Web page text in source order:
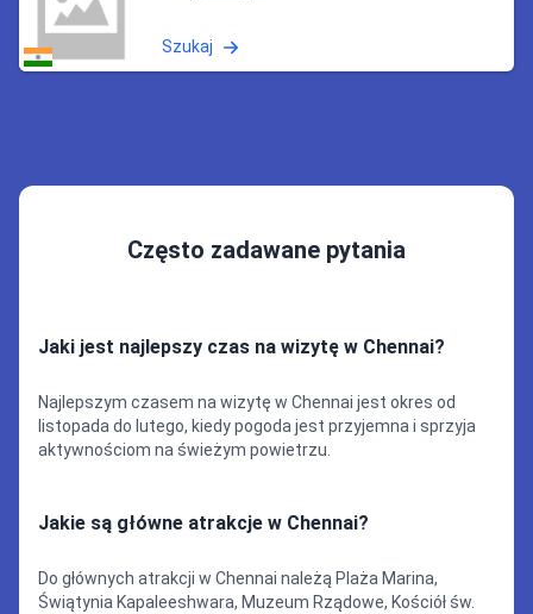
Szukaj
Często zadawane pytania
Jaki jest najlepszy czas na wizytę w Chennai?
Najlepszym czasem na wizytę w Chennai jest okres od
listopada do lutego, kiedy pogoda jest przyjemna i sprzyja
aktywnościom na świeżym powietrzu.
Jakie są główne atrakcje w Chennai?
Do głównych atrakcji w Chennai należą Plaża Marina,
Świątynia Kapaleeshwara, Muzeum Rządowe, Kościół św.